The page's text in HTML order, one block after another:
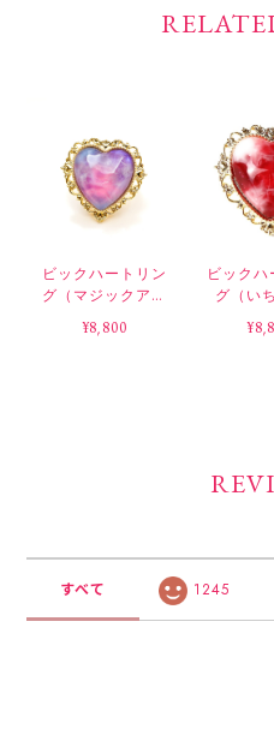
ビックハートリン
グ（マジックアワ
ー）
¥8,800
ビック
グ（い
ク
すべて 1245